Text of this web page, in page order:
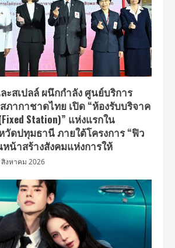
ะสเปลล์ ผนึกกำลัง ศูนย์บริการ
ภากาชาดไทย เปิด “ห้องรับบริจาค
Station)” แห่งแรกใน
วัดปทุมธานี ภายใต้โครงการ “ฟิว
หน้าสร้างสังคมแห่งการให้
งหาคม 2026